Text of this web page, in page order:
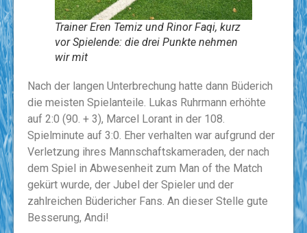
Trainer Eren Temiz und Rinor Faqi, kurz
vor Spielende: die drei Punkte nehmen
wir mit
Nach der langen Unterbrechung hatte dann Büderich
die meisten Spielanteile. Lukas Ruhrmann erhöhte
auf 2:0 (90. + 3), Marcel Lorant in der 108.
Spielminute auf 3:0. Eher verhalten war aufgrund der
Verletzung ihres Mannschaftskameraden, der nach
dem Spiel in Abwesenheit zum Man of the Match
gekürt wurde, der Jubel der Spieler und der
zahlreichen Büdericher Fans. An dieser Stelle gute
Besserung, Andi!